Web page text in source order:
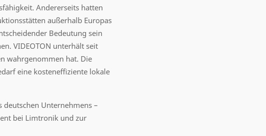
Andererseits hatten
außerhalb Europas
Bedeutung sein
VIDEOTON unterhält seit
wahrgenommen hat. Die
eine kosteneffiziente lokale
Unternehmens –
bei Limtronik und zur